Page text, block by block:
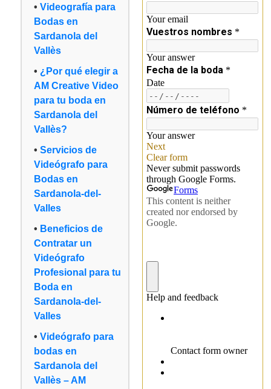
Videografía para
Bodas en
Sardanola del
Vallès
¿Por qué elegir a
AM Creative Video
para tu boda en
Sardanola del
Vallès?
Servicios de
Videógrafo para
Bodas en
Sardanola-del-
Valles
Beneficios de
Contratar un
Videógrafo
Profesional para tu
Boda en
Sardanola-del-
Valles
Videógrafo para
bodas en
Sardanola del
Vallès – AM